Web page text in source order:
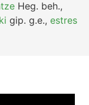
Heg. beh.,
gip. g.e.,estres